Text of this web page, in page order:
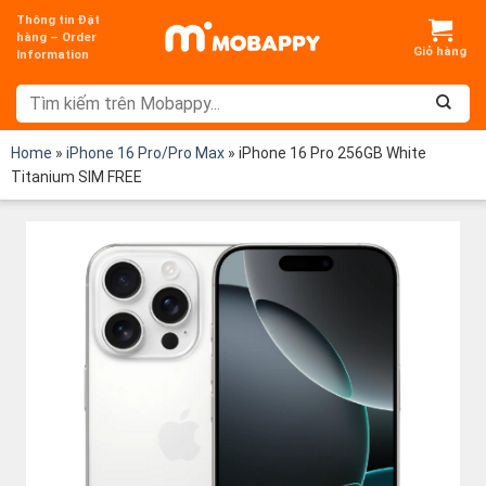
Chuyển
đến
dung
Thông tin Đặt
hàng – Order
Information
Home » iPhone 16 Pro/Pro Max » iPhone 16 Pro 256GB White
Titanium SIM FREE